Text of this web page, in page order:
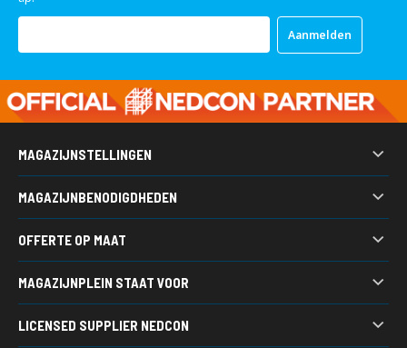
Abonneer
op
nieuwsbrief
Aanmelden
MAGAZIJNSTELLINGEN
Grootvakstellingen
Bandenstellingen
Verticale stellingen
MAGAZIJNBENODIGDHEDEN
Gitterboxen
Acculaadstations
OFFERTE OP MAAT
ideeën uitwisselen over een magazijn project?
Vraag een offerte aan
MAGAZIJNPLEIN STAAT VOOR
LICENSED SUPPLIER NEDCON